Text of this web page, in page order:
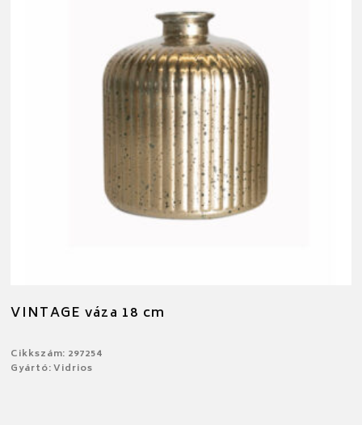
VINTAGE váza 18 cm
Cikkszám: 297254
Gyártó: Vidrios